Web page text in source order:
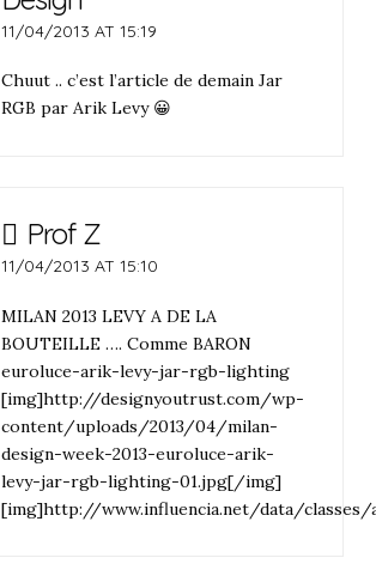
11/04/2013 AT 15:19
Chuut .. c’est l’article de demain Jar
RGB par Arik Levy 😀
Prof Z
11/04/2013 AT 15:10
MILAN 2013 LEVY A DE LA
BOUTEILLE …. Comme BARON
euroluce-arik-levy-jar-rgb-lighting
[img]http://designyoutrust.com/wp-
content/uploads/2013/04/milan-
design-week-2013-euroluce-arik-
levy-jar-rgb-lighting-01.jpg[/img]
[img]http://www.influencia.net/data/